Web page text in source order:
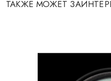
способом:
Международная
Вы можете заказать
ТАКЖЕ МОЖЕТ